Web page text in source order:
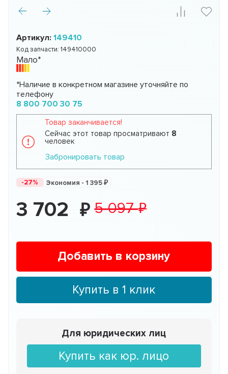
Артикул:149410
Код запчасти:149410000
Мало*
*Наличие в конкретном магазине уточняйте по
телефону
8 800 700 30 75
Товар заканчивается!
Сейчас этот товар просматривают 8
человек
Забронировать товар
-27% Экономия -1 395
3 702 5 097
Добавить в корзину
Купить в 1 клик
Для юридических лиц
Купить как юр. лицо